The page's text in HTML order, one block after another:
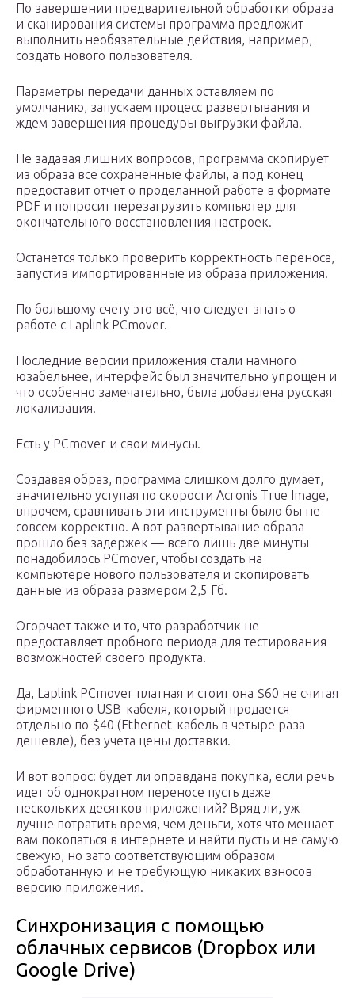
По завершении предварительной обработки образа
и сканирования системы программа предложит
выполнить необязательные действия, например,
создать нового пользователя.
Параметры передачи данных оставляем по
умолчанию, запускаем процесс развертывания и
ждем завершения процедуры выгрузки файла.
Не задавая лишних вопросов, программа скопирует
из образа все сохраненные файлы, а под конец
предоставит отчет о проделанной работе в формате
PDF и попросит перезагрузить компьютер для
окончательного восстановления настроек.
Останется только проверить корректность переноса,
запустив импортированные из образа приложения.
По большому счету это всё, что следует знать о
работе с Laplink PCmover.
Последние версии приложения стали намного
юзабельнее, интерфейс был значительно упрощен и
что особенно замечательно, была добавлена русская
локализация.
Есть у PCmover и свои минусы.
Создавая образ, программа слишком долго думает,
значительно уступая по скорости Acronis True Image,
впрочем, сравнивать эти инструменты было бы не
совсем корректно. А вот развертывание образа
прошло без задержек — всего лишь две минуты
понадобилось PCmover, чтобы создать на
компьютере нового пользователя и скопировать
данные из образа размером 2,5 Гб.
Огорчает также и то, что разработчик не
предоставляет пробного периода для тестирования
возможностей своего продукта.
Да, Laplink PCmover платная и стоит она $60 не считая
фирменного USB-кабеля, который продается
отдельно по $40 (Ethernet-кабель в четыре раза
дешевле), без учета цены доставки.
И вот вопрос: будет ли оправдана покупка, если речь
идет об однократном переносе пусть даже
нескольких десятков приложений? Вряд ли, уж
лучше потратить время, чем деньги, хотя что мешает
вам покопаться в интернете и найти пусть и не самую
свежую, но зато соответствующим образом
обработанную и не требующую никаких взносов
версию приложения.
Синхронизация с помощью
облачных сервисов (Dropbox или
Google Drive)